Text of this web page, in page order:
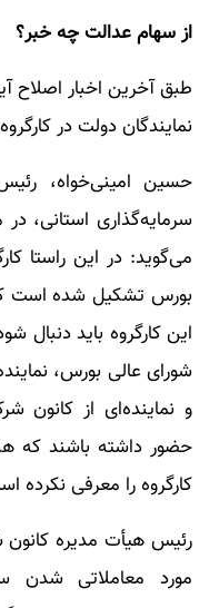
از سهام عدالت چه خبر؟
طبق آخرین اخبار اصلاح
نمایندگان دولت در
حسین امینی‌خواه،
سرمایه‌گذاری استانی،
می‌گوید: در این راستا
بورس تشکیل شده است
این کارگروه باید دنبال
شورای عالی بورس،
و نماینده‌ای از کانون
حضور داشته باشند که
کارگروه را معرفی نکرده
رئیس هیأت مدیره کانون
مورد معاملاتی شدن